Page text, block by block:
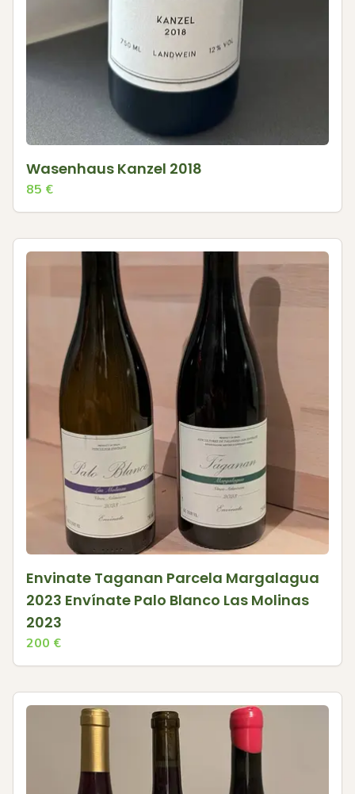
Wasenhaus Kanzel 2018
85 €
Envinate Taganan Parcela Margalagua
2023 Envínate Palo Blanco Las Molinas
2023
200 €